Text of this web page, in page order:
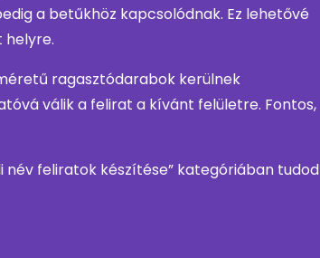
a betűkhöz kapcsolódnak. Ez lehetővé
helyre.
ragasztódarabok kerülnek
válik a felirat a kívánt felületre. Fontos,
név feliratok készítése” kategóriában tudod